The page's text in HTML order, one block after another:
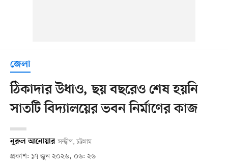
জেলা
ঠিকাদার উধাও, ছয় বছরেও শেষ হয়নি
সাতটি বিদ্যালয়ের ভবন নির্মাণের কাজ
নুরুল আনোয়ার সন্দ্বীপ, চট্টগ্রাম
প্রকাশ: ১৭ জুন ২০২৬, ০৬: ২৬